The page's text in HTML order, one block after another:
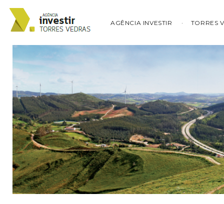
AGÊNCIA INVESTIR TORRES